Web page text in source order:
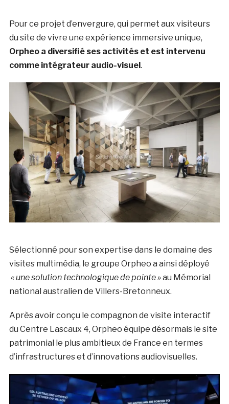
Pour ce projet d’envergure, qui permet aux visiteurs
du site de vivre une expérience immersive unique,
Orpheo a diversifié ses activités et est intervenu
comme intégrateur audio-visuel.
Sélectionné pour son expertise dans le domaine des
visites multimédia, le groupe Orpheo a ainsi déployé
« une solution technologique de pointe »au Mémorial
national australien de Villers-Bretonneux.
Après avoir conçu le compagnon de visite interactif
du Centre Lascaux 4, Orpheo équipe désormais le site
patrimonial le plus ambitieux de France en termes
d’infrastructures et d’innovations audiovisuelles.